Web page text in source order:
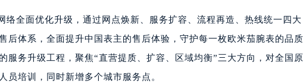
际中心写字楼8层805室（需提前预约）
贸易中心写字楼A座13层1304室（需提前预约）
绿地双子塔（中央广场）A1座办公楼14层07室（需提前预约）
心写字楼（万象城）15层1508室（需提前预约）
全面优化升级，通过网点焕新、服务扩容、流程再造、热线统一四大
后体系，全面提升中国表主的售后体验，守护每一枚欧米茄腕表的品质
服务升级工程，聚焦“直营提质、扩容、区域均衡”三大方向，对全国原
员培训，同时新增多个城市服务点。